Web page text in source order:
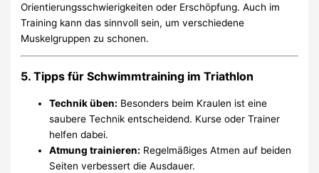
Orientierungsschwierigkeiten oder Erschöpfung. Auch im
Training kann das sinnvoll sein, um verschiedene
Muskelgruppen zu schonen.
5.Tipps für Schwimmtraining im Triathlon
Technik üben: Besonders beim Kraulen ist eine
saubere Technik entscheidend. Kurse oder Trainer
helfen dabei.
Atmung trainieren: Regelmäßiges Atmen auf beiden
Seiten verbessert die Ausdauer.